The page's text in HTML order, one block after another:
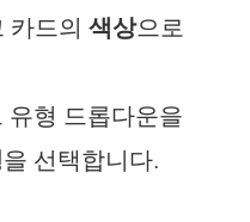
카드의 색상으로
유형 드롭다운을
을 선택합니다.